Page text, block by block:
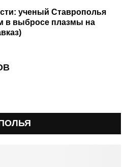
ученый Ставрополья
в выбросе плазмы на